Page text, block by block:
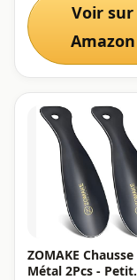
Voir sur
Amazon
ZOMAKE
Métal 2Pcs - Petit